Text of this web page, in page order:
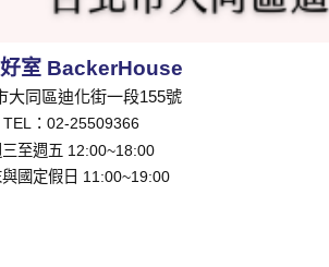
好室 BackerHouse
大同區迪化街一段155號
TEL： 02-25509366
至週五 12:00~18:00
國定假日 11:00~19:00